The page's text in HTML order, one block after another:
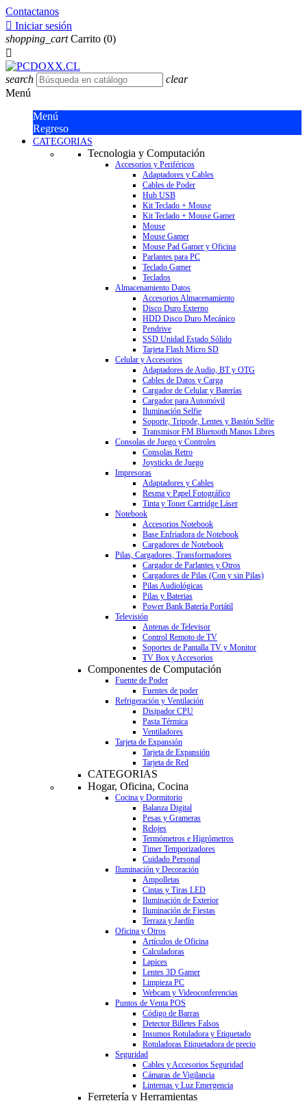
Contactanos
 Iniciar sesión
shopping_cart Carrito (0)

search
clear
Menú
Menú
Regreso
CATEGORIAS
Tecnologia y Computación
Accesorios y Periféricos
Adaptadores y Cables
Cables de Poder
Hub USB
Kit Teclado + Mouse
Kit Teclado + Mouse Gamer
Mouse
Mouse Gamer
Mouse Pad Gamer y Oficina
Parlantes para PC
Teclado Gamer
Teclados
Almacenamiento Datos
Accesorios Almacenamiento
Disco Duro Externo
HDD Disco Duro Mecánico
Pendrive
SSD Unidad Estado Sólido
Tarjeta Flash Micro SD
Celular y Accesorios
Adaptadores de Audio, BT y OTG
Cables de Datos y Carga
Cargador de Celular y Baterías
Cargador para Automóvil
Iluminación Selfie
Soporte, Tripode, Lentes y Bastón Selfie
Transmisor FM Bluetooth Manos Libres
Consolas de Juego y Controles
Consolas Retro
Joysticks de Juego
Impresoras
Adaptadores y Cables
Resma y Papel Fotográfico
Tinta y Toner Cartridge Láser
Notebook
Accesorios Notebook
Base Enfriadora de Notebook
Cargadores de Notebook
Pilas, Cargadores, Transformadores
Cargador de Parlantes y Otros
Cargadores de Pilas (Con y sin Pilas)
Pilas Audiológicas
Pilas y Baterias
Power Bank Batería Portátil
Televisión
Antenas de Televisor
Control Remoto de TV
Soportes de Pantalla TV y Monitor
TV Box y Accesorios
Componentes de Computación
Fuente de Poder
Fuentes de poder
Refrigeración y Ventilación
Disipador CPU
Pasta Térmica
Ventiladores
Tarjeta de Expansión
Tarjeta de Expansión
Tarjeta de Red
CATEGORIAS
Hogar, Oficina, Cocina
Cocina y Dormitorio
Balanza Digital
Pesas y Grameras
Relojes
Termómetros e Higrómetros
Timer Temporizadores
Cuidado Personal
Iluminación y Decoración
Ampolletas
Cintas y Tiras LED
Iluminación de Exterior
Iluminación de Fiestas
Terraza y Jardín
Oficina y Otros
Artículos de Oficina
Calculadoras
Lapices
Lentes 3D Gamer
Limpieza PC
Webcam y Videoconferencias
Puntos de Venta POS
Código de Barras
Detector Billetes Falsos
Insumos Rotuladora y Etiquetado
Rotuladoras Etiquetadora de precio
Seguridad
Cables y Accesorios Seguridad
Cámaras de Vigilancia
Linternas y Luz Emergencia
Ferretería y Herramientas